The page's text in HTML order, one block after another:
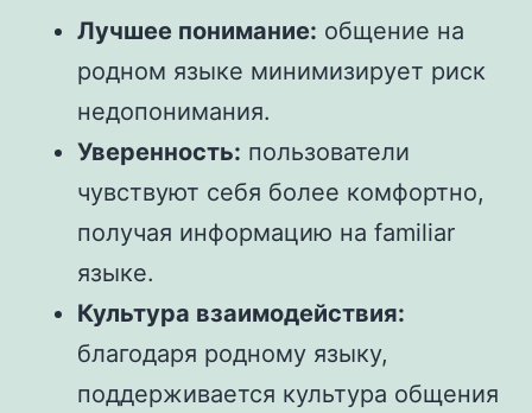
Лучшее понимание: общение на
родном языке минимизирует риск
недопонимания.
Уверенность: пользователи
чувствуют себя более комфортно,
получая информацию на familiar
языке.
Культура взаимодействия:
благодаря родному языку,
поддерживается культура общения